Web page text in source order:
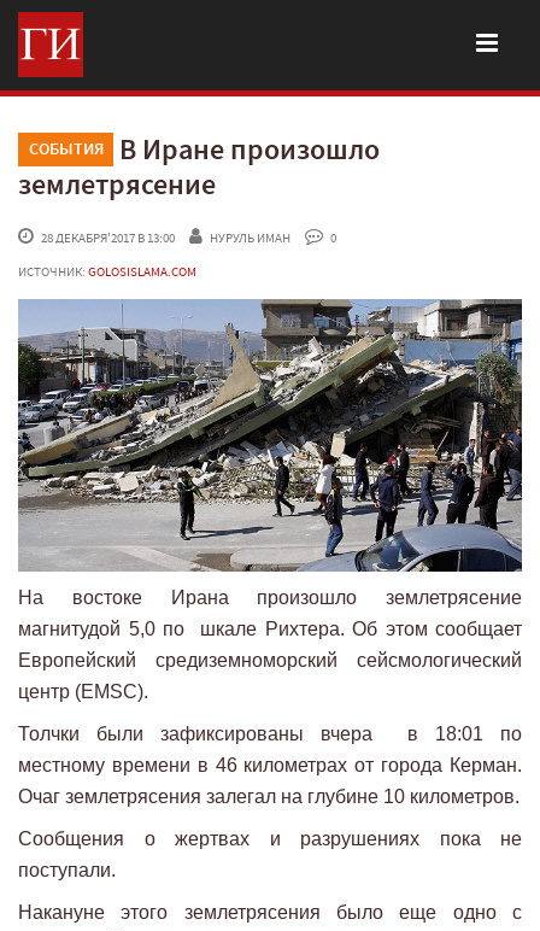
СОБЫТИЯ
В Иране произошло
землетрясение
28 ДЕКАБРЯ'2017 В 13:00 НУРУЛЬ ИМАН
0
ИСТОЧНИК: GOLOSISLAMA.COM
На востоке Ирана произошло землетрясение
магнитудой 5,0 по шкале Рихтера. Об этом сообщает
Европейский средиземноморский сейсмологический
центр (EMSC).
Толчки были зафиксированы вчера в 18:01 по
местному времени в 46 километрах от города Керман.
Очаг землетрясения залегал на глубине 10 километров.
Сообщения о жертвах и разрушениях пока не
поступали.
Накануне этого землетрясения было еще одно с